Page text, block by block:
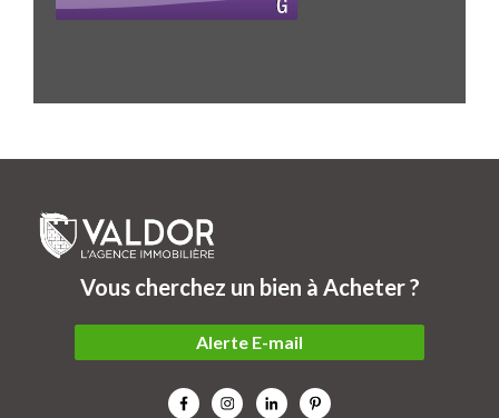
Vous cherchez un bien à Acheter ?
Alerte E-mail